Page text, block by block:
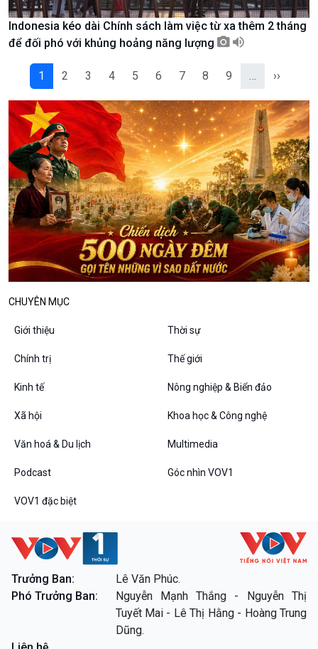
Podcast
Góc nhìn VOV1
Bình luận
Câu chuyện thời sự
Dòng chảy sự kiện
Đối thoại
Diễn đàn chủ nhật
Chuyện đêm
Chân dung cuộc sống
Indonesia kéo dài Chính sách làm việc từ xa thêm 2 tháng
để đối phó với khủng hoảng năng lượng
1 2 3 4 5 6 7 8 9 ››
CHUYÊN MỤC
Giới thiệu Thời sự
Chính trị Thế giới
Kinh tế Nông nghiệp & Biển đảo
Xã hội Khoa học & Công nghệ
Văn hoá & Du lịch Multimedia
Podcast Góc nhìn VOV1
VOV1 đặc biệt
Trưởng Ban:
Lê Văn Phúc.
Phó Trưởng Ban:
Nguyễn Mạnh Thắng - Nguyễn Thị
Tuyết Mai - Lê Thị Hằng - Hoàng Trung
Dũng.